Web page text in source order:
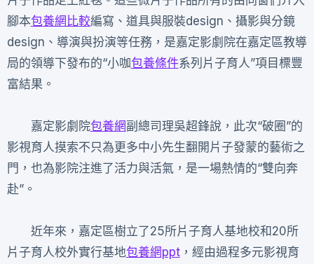
腳本包養網比較編寫、道具與服裝design、攝影與分鏡
design、導演與扮演等任務，是嘉定影劇院在嘉定區教導
局的領導下發布的“小咖包養條件系列片子育人”項目標豐
富結果。
嘉定影劇院包養網副總司理吳超鋒說，此次“破圈”的
影視育人摸索不只為更多中小先生翻開片子發蒙的藝術之
門，也為影院注進了活力與活氣，是一場熱情的“雙向奔
赴”。
近年來，嘉定區樹立了25所片子育人基地校和20所
片子育人校外實行基地包養網ppt，經由過程多元影視育